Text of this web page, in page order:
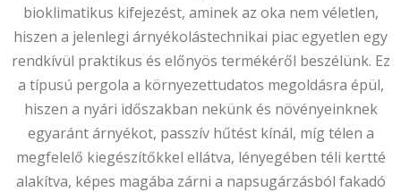
bioklimatikus kifejezést, aminek az oka nem véletlen,
hiszen a jelenlegi árnyékolástechnikai piac egyetlen egy
rendkívül praktikus és előnyös termékéről beszélünk. Ez
a típusú pergola a környezettudatos megoldásra épül,
hiszen a nyári időszakban nekünk és növényeinknek
egyaránt árnyékot, passzív hűtést kínál, míg télen a
megfelelő kiegészítőkkel ellátva, lényegében téli kertté
alakítva, képes magába zárni a napsugárzásból fakadó